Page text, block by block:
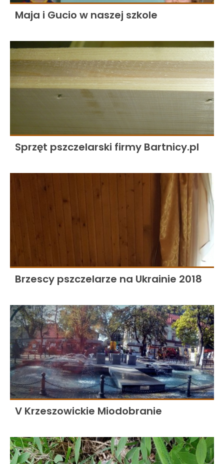
Maja i Gucio w naszej szkole
Sprzęt pszczelarski firmy Bartnicy.pl
Brzescy pszczelarze na Ukrainie 2018
V Krzeszowickie Miodobranie